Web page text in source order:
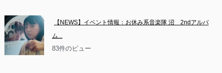
【NEWS】イベント情報：お休み系音楽隊 沼　2ndアルバ
ム...
83件のビュー